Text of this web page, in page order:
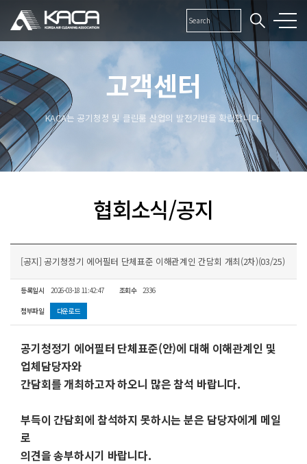
고객센터
KACA는 공기청정 및 클린룸 산업의 발전기반을 확립합니다.
협회소식/공지
[공지] 공기청정기 에어필터 단체표준 이해관계인 간담회 개최(2차)(03/25)
등록일시 2026-03-18 11:42:47 조회수 2336
첨부파일 다운로드
공기청정기 에어필터 단체표준(안)에 대해 이해관계인 및
업체담당자와
간담회를 개최하고자 하오니 많은 참석 바랍니다.
부득이 간담회에 참석하지 못하시는 분은 담당자에게 메일
로
의견을송부하시기 바랍니다.